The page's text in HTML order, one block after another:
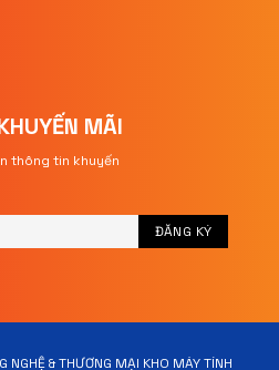
MÃI
thông tin khuyến
NGHỆ & THƯƠNG MẠI KHO MÁY TÍNH